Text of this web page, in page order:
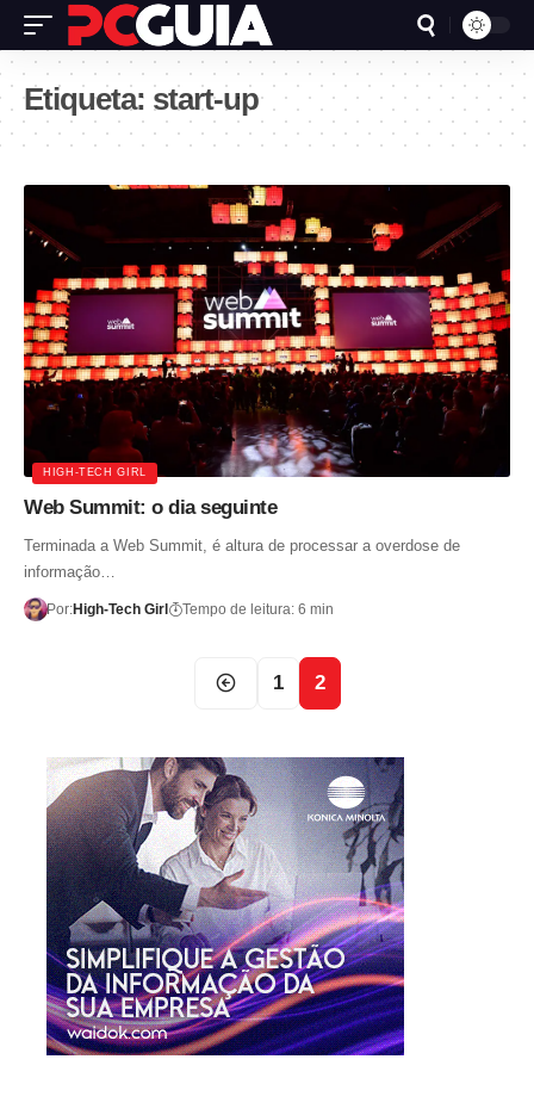
Etiqueta: start-up
HIGH-TECH GIRL
Web Summit: o dia seguinte
Terminada a Web Summit, é altura de processar a overdose de
informação…
Por:High-Tech Girl Tempo de leitura: 6 min
1 2